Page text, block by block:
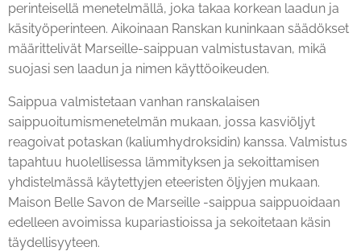
perinteisellä menetelmällä, joka takaa korkean laadun ja
käsityöperinteen. Aikoinaan Ranskan kuninkaan säädökset
määrittelivät Marseille-saippuan valmistustavan, mikä
suojasi sen laadun ja nimen käyttöoikeuden.
Saippua valmistetaan vanhan ranskalaisen
saippuoitumismenetelmän mukaan, jossa kasviöljyt
reagoivat potaskan (kaliumhydroksidin) kanssa. Valmistus
tapahtuu huolellisessa lämmityksen ja sekoittamisen
yhdistelmässä käytettyjen eteeristen öljyjen mukaan.
Maison Belle Savon de Marseille -saippua saippuoidaan
edelleen avoimissa kupariastioissa ja sekoitetaan käsin
täydellisyyteen.